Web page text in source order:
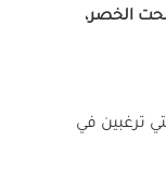
الخصر،
ترغبين في